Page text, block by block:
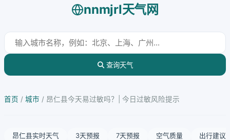
nnmjrl天气网
查询天气
首页 / 城市 / 昂仁县今天易过敏吗？| 今日过敏风险提示
昂仁县实时天气 3天预报 7天预报 空气质量 出行建议